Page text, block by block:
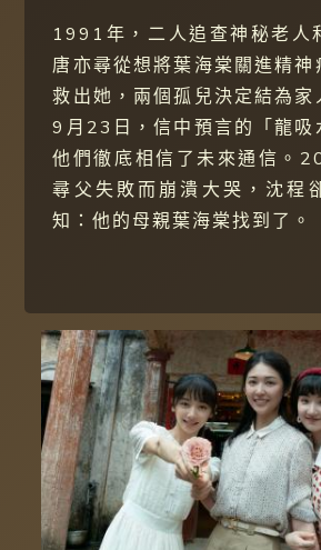
1991年，二人追查神秘老人
唐亦尋從想將葉海棠關進精神
救出她，兩個孤兒決定結為家
9月23日，信中預言的「龍吸
他們徹底相信了未來通信。
尋父失敗而崩潰大哭，沈程
知：他的母親葉海棠找到了。